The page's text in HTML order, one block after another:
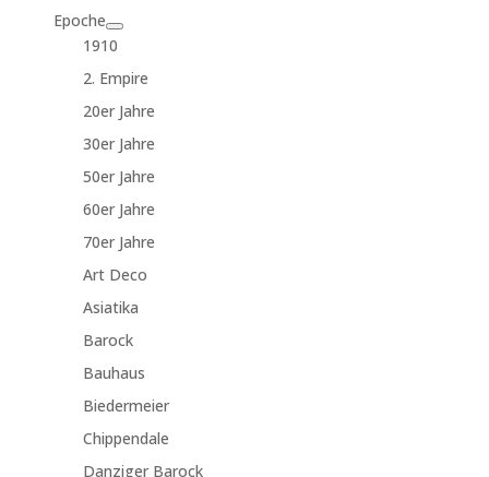
Epoche
1910
2. Empire
20er Jahre
30er Jahre
50er Jahre
60er Jahre
70er Jahre
Art Deco
Asiatika
Barock
Bauhaus
Biedermeier
Chippendale
Danziger Barock